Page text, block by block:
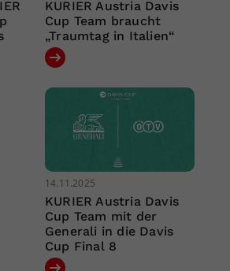
KURIER Austria Davis
Cup Team braucht
„Traumtag in Italien“
14.11.2025
KURIER Austria Davis
Cup Team mit der
Generali in die Davis
Cup Final 8